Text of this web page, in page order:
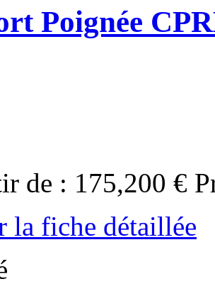
Poignée
de : 175,200 €
la fiche détaillée